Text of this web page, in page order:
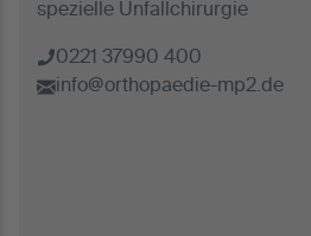
spezielle Unfallchirurgie
0221 37990 400
info@orthopaedie-mp2.de